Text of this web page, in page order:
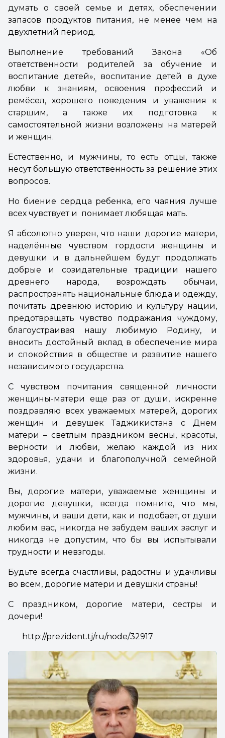
думать о своей семье и детях, обеспечении
запасов продуктов питания, не менее чем на
двухлетний период.
Выполнение требований Закона «Об
ответственности родителей за обучение и
воспитание детей», воспитание детей в духе
любви к знаниям, освоения профессий и
ремёсел, хорошего поведения и уважения к
старшим, а также их подготовка к
самостоятельной жизни возложены на матерей
и женщин.
Естественно, и мужчины, то есть отцы, также
несут большую ответственность за решение этих
вопросов.
Но биение сердца ребенка, его чаяния лучше
всех чувствует и понимает любящая мать.
Я абсолютно уверен, что наши дорогие матери,
наделённые чувством гордости женщины и
девушки и в дальнейшем будут продолжать
добрые и созидательные традиции нашего
древнего народа, возрождать обычаи,
распространять национальные блюда и одежду,
почитать древнюю историю и культуру нации,
предотвращать чувство подражания чуждому,
благоустраивая нашу любимую Родину, и
вносить достойный вклад в обеспечение мира
и спокойствия в обществе и развитие нашего
независимого государства.
С чувством почитания священной личности
женщины-матери еще раз от души, искренне
поздравляю всех уважаемых матерей, дорогих
женщин и девушек Таджикистана с Днем
матери – светлым праздником весны, красоты,
верности и любви, желаю каждой из них
здоровья, удачи и благополучной семейной
жизни.
Вы, дорогие матери, уважаемые женщины и
дорогие девушки, всегда помните, что мы,
мужчины, и ваши дети, как и подобает, от души
любим вас, никогда не забудем ваших заслуг и
никогда не допустим, что бы вы испытывали
трудности и невзгоды.
Будьте всегда счастливы, радостны и удачливы
во всем, дорогие матери и девушки страны!
С праздником, дорогие матери, сестры и
дочери!
http://prezident.tj/ru/node/32917